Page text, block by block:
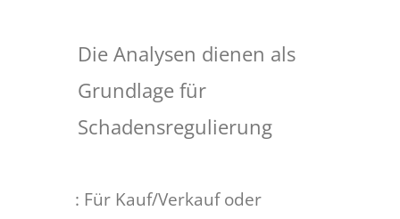
Die Analysen dienen als
Grundlage für
Schadensregulierung
: Für Kauf/Verkauf oder